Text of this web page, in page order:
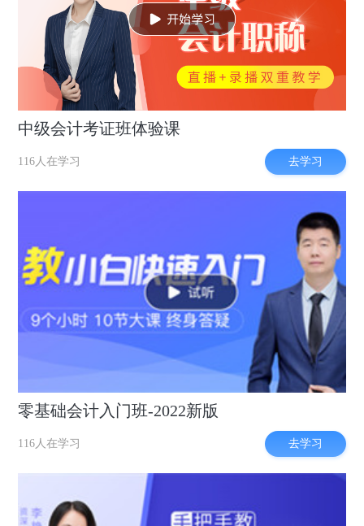
中级会计考证班体验课
116人在学习 去学习
零基础会计入门班-2022新版
116人在学习 去学习